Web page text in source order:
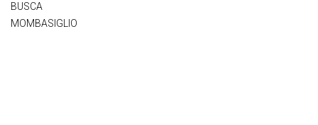
BUSCA
MOMBASIGLIO